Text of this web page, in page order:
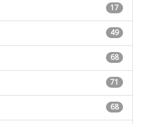
17
49
68
71
68